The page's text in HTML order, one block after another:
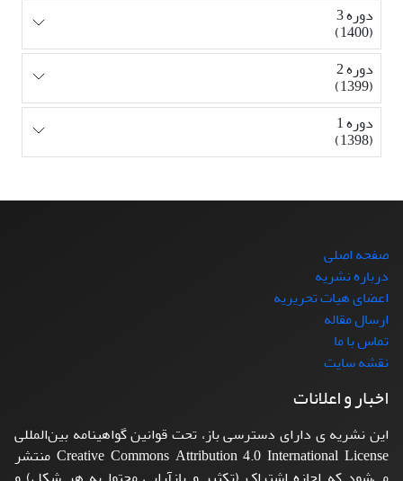
دوره 3
(1400)
دوره 2
(1399)
دوره 1
(1398)
صفحه اصلی
درباره نشریه
اعضای هیات تحریریه
ارسال مقاله
تماس با ما
نقشه سایت
اخبار و اعلانات
این نشریه ی دارای دسترسی باز، تحت قوانین گواهینامه بین‌المللی
Creative Commons Attribution 4.0 International License منتشر